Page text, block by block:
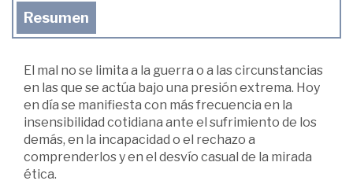
Resumen
El mal no se limita a la guerra o a las circunstancias
en las que se actúa bajo una presión extrema. Hoy
en día se manifiesta con más frecuencia en la
insensibilidad cotidiana ante el sufrimiento de los
demás, en la incapacidad o el rechazo a
comprenderlos y en el desvío casual de la mirada
ética.